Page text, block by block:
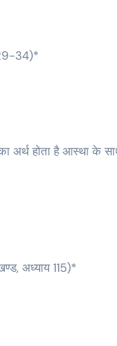
34)*
अर्थ होता है आस्था के
अध्याय 115)*